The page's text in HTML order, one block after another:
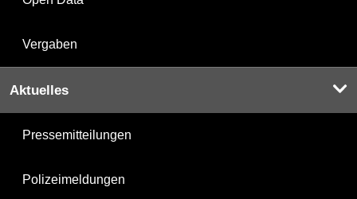
Vergaben
Aktuelles
Pressemitteilungen
Polizeimeldungen